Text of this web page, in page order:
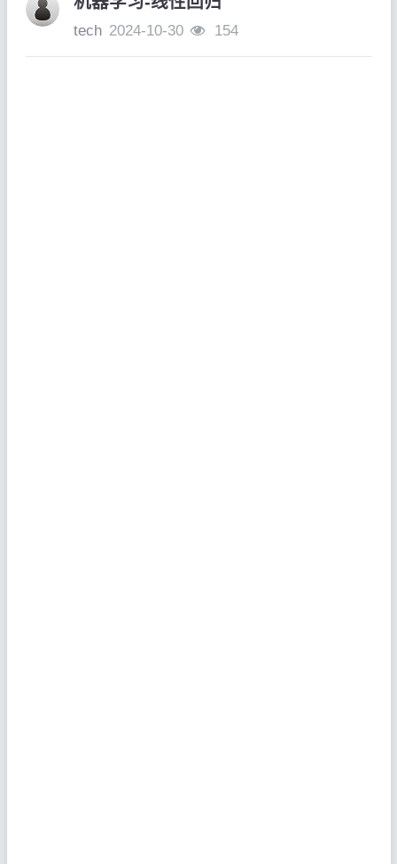
tech 2024-10-30 154